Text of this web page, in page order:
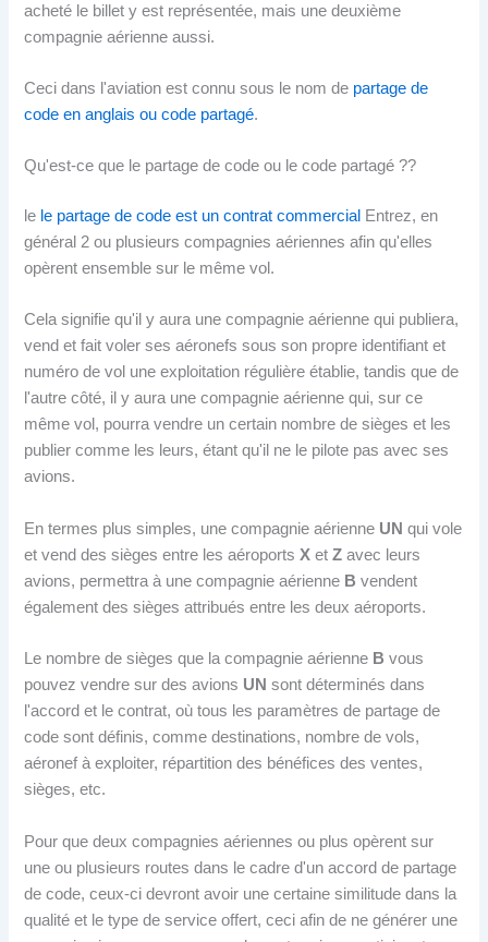
acheté le billet y est représentée, mais une deuxième
compagnie aérienne aussi.
Ceci dans l'aviation est connu sous le nom de partage de
code en anglais ou code partagé.
Qu'est-ce que le partage de code ou le code partagé ??
le le partage de code est un contrat commercial Entrez, en
général 2 ou plusieurs compagnies aériennes afin qu'elles
opèrent ensemble sur le même vol.
Cela signifie qu'il y aura une compagnie aérienne qui publiera,
vend et fait voler ses aéronefs sous son propre identifiant et
numéro de vol une exploitation régulière établie, tandis que de
l'autre côté, il y aura une compagnie aérienne qui, sur ce
même vol, pourra vendre un certain nombre de sièges et les
publier comme les leurs, étant qu'il ne le pilote pas avec ses
avions.
En termes plus simples, une compagnie aérienne UN qui vole
et vend des sièges entre les aéroportsX etZ avec leurs
avions, permettra à une compagnie aérienne B vendent
également des sièges attribués entre les deux aéroports.
Le nombre de sièges que la compagnie aérienne Bvous
pouvez vendre sur des avions UN sont déterminés dans
l'accord et le contrat, où tous les paramètres de partage de
code sont définis, comme destinations, nombre de vols,
aéronef à exploiter, répartition des bénéfices des ventes,
sièges, etc.
Pour que deux compagnies aériennes ou plus opèrent sur
une ou plusieurs routes dans le cadre d'un accord de partage
de code, ceux-ci devront avoir une certaine similitude dans la
qualité et le type de service offert, ceci afin de ne générer une